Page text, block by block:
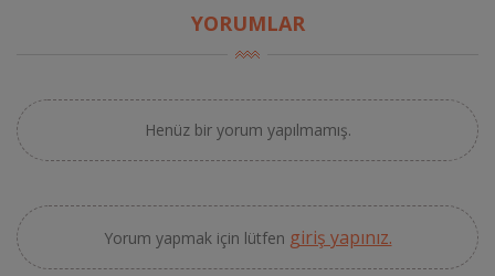
YORUMLAR
Henüz bir yorum yapılmamış.
Yorum yapmak için lütfen giriş yapınız.